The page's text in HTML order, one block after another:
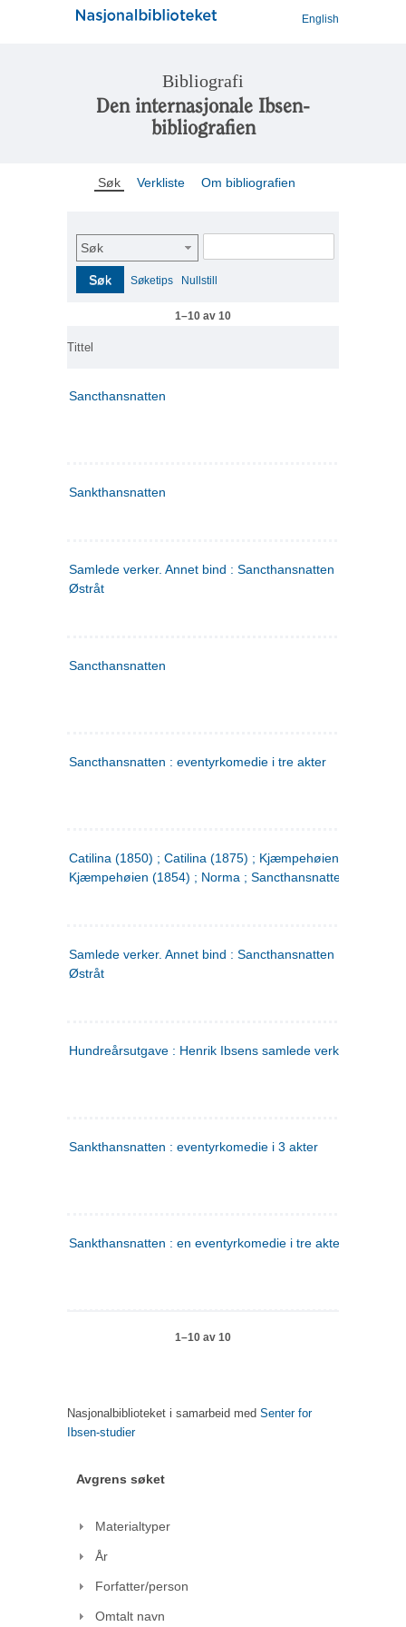
English
Bibliografi
Den internasjonale Ibsen-
bibliografien
Søk Verkliste Om bibliografien
Søk
Søk Søketips Nullstill
1–10 av 10
Tittel
Sancthansnatten
Sankthansnatten
Samlede verker. Annet bind : Sancthansnatten ; Fru Inger
Østråt
Sancthansnatten
Sancthansnatten : eventyrkomedie i tre akter
Catilina (1850) ; Catilina (1875) ; Kjæmpehøien (1850) ;
Kjæmpehøien (1854) ; Norma ; Sancthansnatten
Samlede verker. Annet bind : Sancthansnatten ; Fru Inger
Østråt
Hundreårsutgave : Henrik Ibsens samlede verker. 2
Sankthansnatten : eventyrkomedie i 3 akter
Sankthansnatten : en eventyrkomedie i tre akter
1–10 av 10
Nasjonalbiblioteket i samarbeid med Senter for
Ibsen-studier
Avgrens søket
Materialtyper
År
Forfatter/person
Omtalt navn